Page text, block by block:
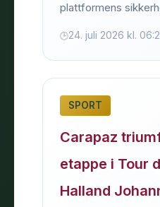
plattformens
24. juli 2026 kl.
SPORT
Carapaz
etappe i Tour
Halland